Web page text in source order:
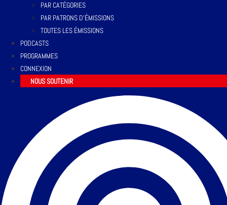
PAR CATÉGORIES
PAR PATRONS D’ÉMISSIONS
TOUTES LES ÉMISSIONS
PODCASTS
PROGRAMMES
CONNEXION
NOUS SOUTENIR